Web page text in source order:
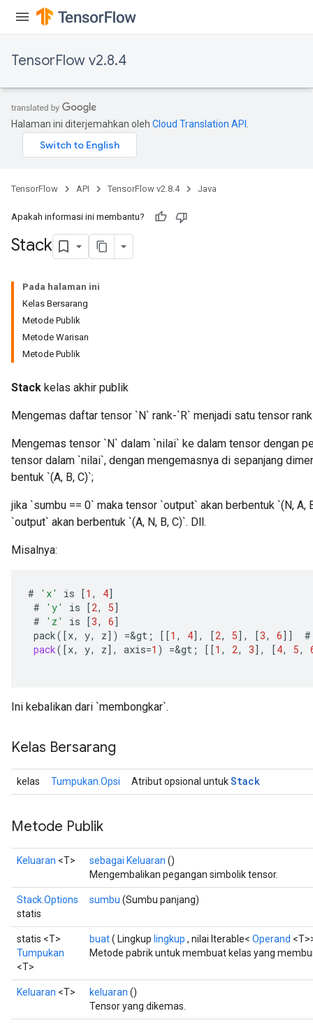
TensorFlow v2.8.4
Halaman ini diterjemahkan oleh Cloud Translation API
TensorFlow API TensorFlow v2.8.4 Java
Apakah informasi ini membantu?
Stack
Pada halaman ini
Kelas Bersarang
Metode Publik
Metode Warisan
Metode Publik
Stack kelas akhir publik
Mengemas daftar tensor `N` rank-`R` menjadi satu tensor
Mengemas tensor `N` dalam `nilai` ke dalam tensor dengan
tensor dalam `nilai`, dengan mengemasnya di sepanjang
bentuk `(A, B, C)`;
jika `sumbu == 0` maka tensor `output` akan berbentuk `(N, A,
`output` akan berbentuk `(A, N, B, C)`. Dll.
Misalnya:
# 'x' is [1 , 4]
#
'y' is [2, 5]
#
'z' is [3, 6]
pack( [x, y, z] ) =&gt ; [[1 , 4] , [2, 5] , [3, 6]]
#
pack( [x, y, z] , axis=1 ) =&gt ; [[1 , 2, 3] , [4, 5,
Ini kebalikan dari `membongkar`.
Kelas Bersarang
kelas Tumpukan.Opsi Atribut opsional untukStack
Metode Publik
Keluaran <T> sebagai Keluaran ()
Mengembalikan pegangan simbolik tensor.
Stack.Options
statis
sumbu (Sumbu panjang)
statis <T>
Tumpukan
<T>
buat( Lingkup lingkup , nilai Iterable< Operand
Metode pabrik untuk membuat kelas yang
Keluaran <T> keluaran ()
Tensor yang dikemas.